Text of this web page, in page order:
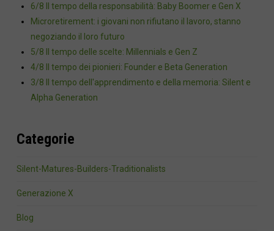
6/8 Il tempo della responsabilità: Baby Boomer e Gen X
Microretirement: i giovani non rifiutano il lavoro, stanno
negoziando il loro futuro
5/8 Il tempo delle scelte: Millennials e Gen Z
4/8 Il tempo dei pionieri: Founder e Beta Generation
3/8 Il tempo dell'apprendimento e della memoria: Silent e
Alpha Generation
Categorie
Silent-Matures-Builders-Traditionalists
Generazione X
Blog